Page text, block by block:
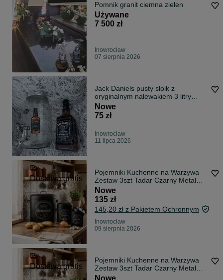
Pomnik granit ciemna zielen
Używane
7 500 zł
Inowrocław
07 sierpnia 2026
Jack Daniels pusty słoik z
oryginalnym nalewakiem 3 litry
polecam
Nowe
75 zł
Inowrocław
11 lipca 2026
Dostawa gratis
Pojemniki Kuchenne na Warzywa
Zestaw 3szt Tadar Czarny Metal
Loft
Nowe
135 zł
145,20 zł z Pakietem Ochronnym
Inowrocław
09 sierpnia 2026
Dostawa gratis
Pojemniki Kuchenne na Warzywa
Zestaw 3szt Tadar Czarny Metal
Loft